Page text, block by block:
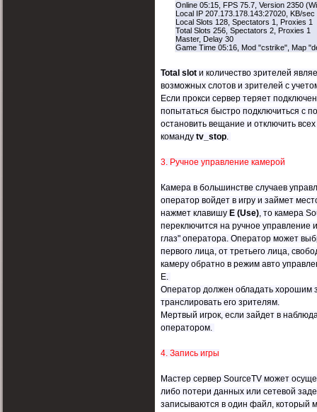
Online 05:15, FPS 75.7, Version 2350
Local IP 207.173.178.143:27020, KB/
Local Slots 128, Spectators 1, Proxies 1
Total Slots 256, Spectators 2, Proxies 1
Master, Delay 30
Game Time 05:16, Mod "cstrike", Map
Total slot и количество зрителей
возможных слотов и зрителей с
Если прокси сервер теряет
попытаться быстро подключиться с
остановить вещание и отключить
команду tv_stop
3. Ручное управление камерой
Камера в большинстве случаев
оператор войдет в игру и займет
нажмет клавишу E (Use) , то камера
переключится на ручное управление
глаз" оператора. Оператор может
первого лица, от третьего лица,
камеру обратно в режим авто
E.
Оператор должен обладать хорошим
транслировать его зрителям.
Мертвый игрок, если зайдет в
оператором.
4. Запись игры
Мастер сервер SourceTV может
либо потери данных или сетевой
записываются в один файл, который